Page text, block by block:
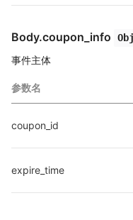
Body.coupon_info
事件主体
参数名
coupon_id
expire_time